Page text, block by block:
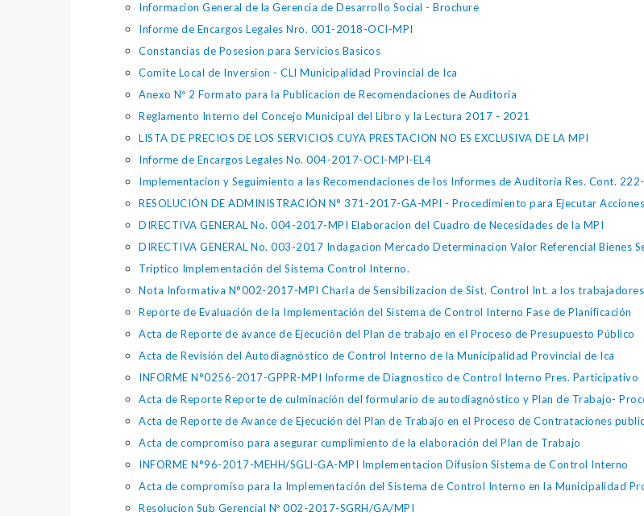
Informacion General de la Gerencia de Desarrollo Social - Brochure
Informe de Encargos Legales Nro. 001-2018-OCI-MPI
Constancias de Posesion para Servicios Basicos
Comite Local de Inversion - CLI Municipalidad Provincial de Ica
Anexo Nº 2 Formato para la Publicacion de Recomendaciones de Auditoria
Reglamento Interno del Concejo Municipal del Libro y la Lectura 2017 - 2021
LISTA DE PRECIOS DE LOS SERVICIOS CUYA PRESTACION NO ES EXCLUSIVA DE LA MPI
Informe de Encargos Legales No. 004-2017-OCI-MPI-EL4
Implementacion y Seguimiento a las Recomendaciones de los Informes de Auditoria Res. Cont.
RESOLUCIÓN DE ADMINISTRACIÓN N° 371-2017-GA-MPI - Procedimiento para Ejecutar
DIRECTIVA GENERAL No. 004-2017-MPI Elaboracion del Cuadro de Necesidades de la MPI
DIRECTIVA GENERAL No. 003-2017 Indagacion Mercado Determinacion Valor Referencial Bienes
Triptico Implementación del Sistema Control Interno.
Nota Informativa N°002-2017-MPI Charla de Sensibilizacion de Sist. Control Int. a los
Reporte de Evaluación de la Implementación del Sistema de Control Interno Fase de Planificación
Acta de Reporte de avance de Ejecución del Plan de trabajo en el Proceso de Presupuesto Público
Acta de Revisión del Autodiagnóstico de Control Interno de la Municipalidad Provincial de Ica
INFORME N°0256-2017-GPPR-MPI Informe de Diagnostico de Control Interno Pres. Participativo
Acta de Reporte Reporte de culminación del formulario de autodiagnóstico y Plan de Trabajo-
Acta de Reporte de Avance de Ejecución del Plan de Trabajo en el Proceso de Contrataciones
Acta de compromiso para asegurar cumplimiento de la elaboración del Plan de Trabajo
INFORME N°96-2017-MEHH/SGLI-GA-MPI Implementacion Difusion Sistema de Control Interno
Acta de compromiso para la Implementación del Sistema de Control Interno en la Municipalidad
Resolucion Sub Gerencial Nº 002-2017-SGRH/GA/MPI